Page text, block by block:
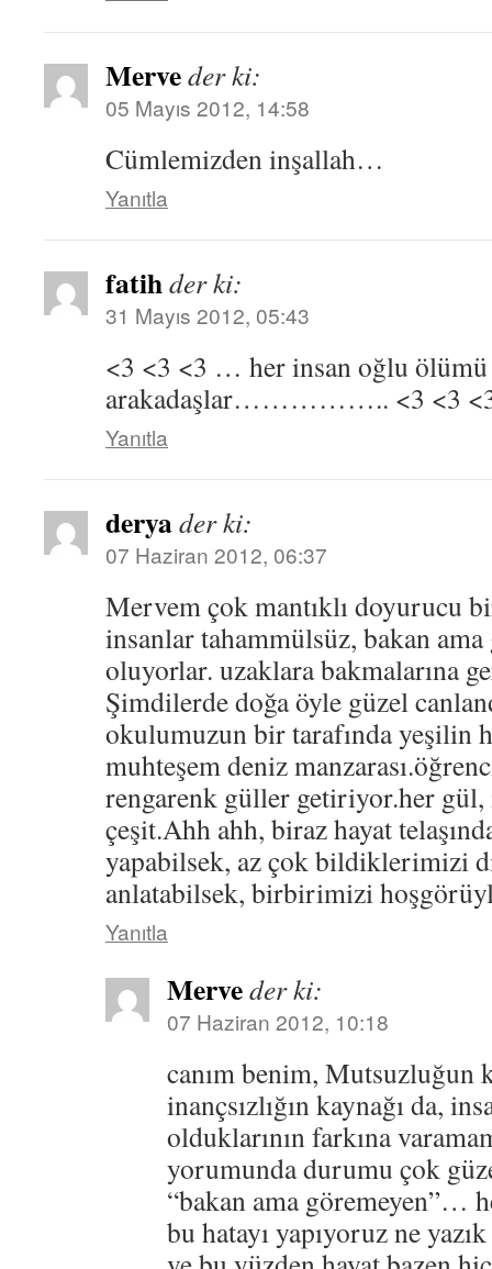
Merveder ki:
05 Mayıs 2012, 14:58
Cümlemizden inşallah…
Yanıtla
fatihder ki:
31 Mayıs 2012, 05:43
<3 <3 <3 … her insan oğlu ölümü
arakadaşlar…………….. <3 <3
Yanıtla
deryader ki:
07 Haziran 2012, 06:37
Mervem çok mantıklı doyurucu
insanlar tahammülsüz, bakan
oluyorlar. uzaklara bakmalarına
Şimdilerde doğa öyle güzel
okulumuzun bir tarafında yeşilin
muhteşem deniz
rengarenk güller getiriyor.her gül,
çeşit.Ahh ahh, biraz hayat
yapabilsek, az çok bildiklerimizi
anlatabilsek, birbirimizi
Yanıtla
Merveder ki:
07 Haziran 2012, 10:18
canım benim, Mutsuzluğun
inançsızlığın kaynağı da,
olduklarının farkına
yorumunda durumu çok
“bakan ama göremeyen”…
bu hatayı yapıyoruz ne